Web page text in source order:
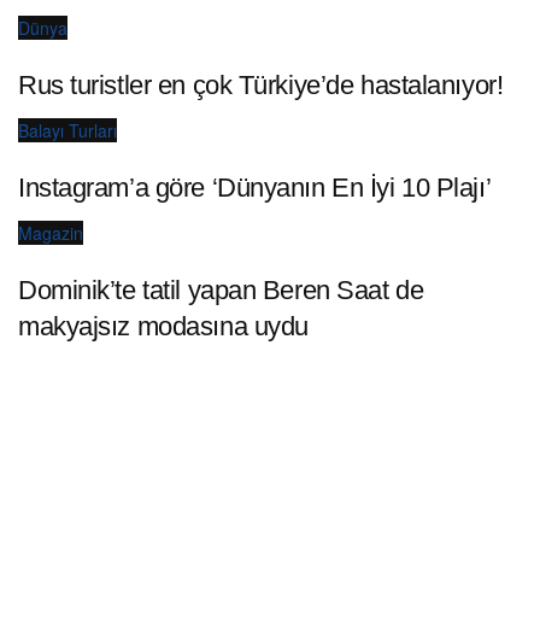
Dünya
Rus turistler en çok Türkiye’de hastalanıyor!
Balayı Turları
Instagram’a göre ‘Dünyanın En İyi 10 Plajı’
Magazin
Dominik’te tatil yapan Beren Saat de
makyajsız modasına uydu